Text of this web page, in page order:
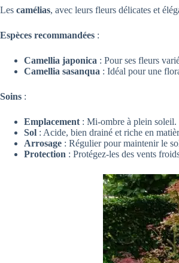
Les camélias, avec leurs fleurs délicates et
Espèces recommandées :
Camellia japonica : Pour ses fleurs
Camellia sasanqua : Idéal pour une
Soins :
Emplacement : Mi-ombre à plein soleil.
Sol : Acide, bien drainé et riche en
Arrosage : Régulier pour maintenir le
Protection : Protégez-les des vents